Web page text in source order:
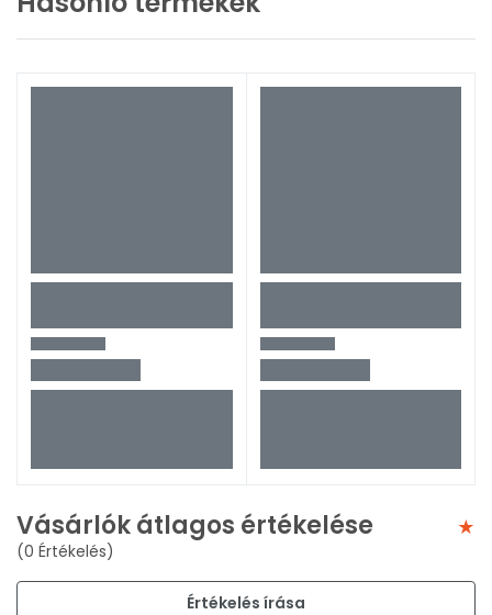
Vásárlók átlagos értékelése
(0 Értékelés)
Értékelés írása